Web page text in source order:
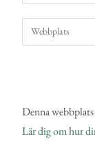
Denna
Lär dig om hur